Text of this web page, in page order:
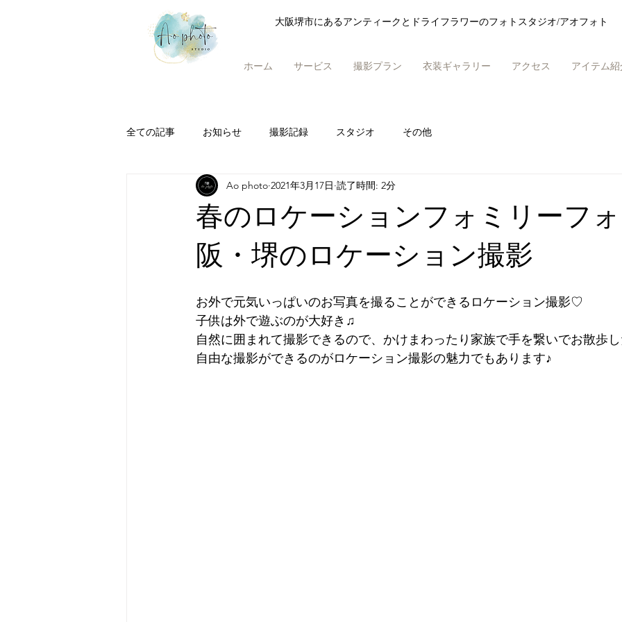
大阪堺市にあるアンティークとドライフラワーのフォトスタジオ/アオフォト
ホーム サービス 撮影プラン 衣装ギャラリー アクセス アイテム紹
全ての記事 お知らせ 撮影記録 スタジオ その他
春のロケーションフォミリーフ
阪・堺のロケーション撮影
Ao photo 2021年3月17日 読了時間: 2分
お外で元気いっぱいのお写真を撮ることができるロケーション撮影♡
子供は外で遊ぶのが大好き♫
自然に囲まれて撮影できるので、かけまわったり家族で手を繋いでお散歩
自由な撮影ができるのがロケーション撮影の魅力でもあります♪